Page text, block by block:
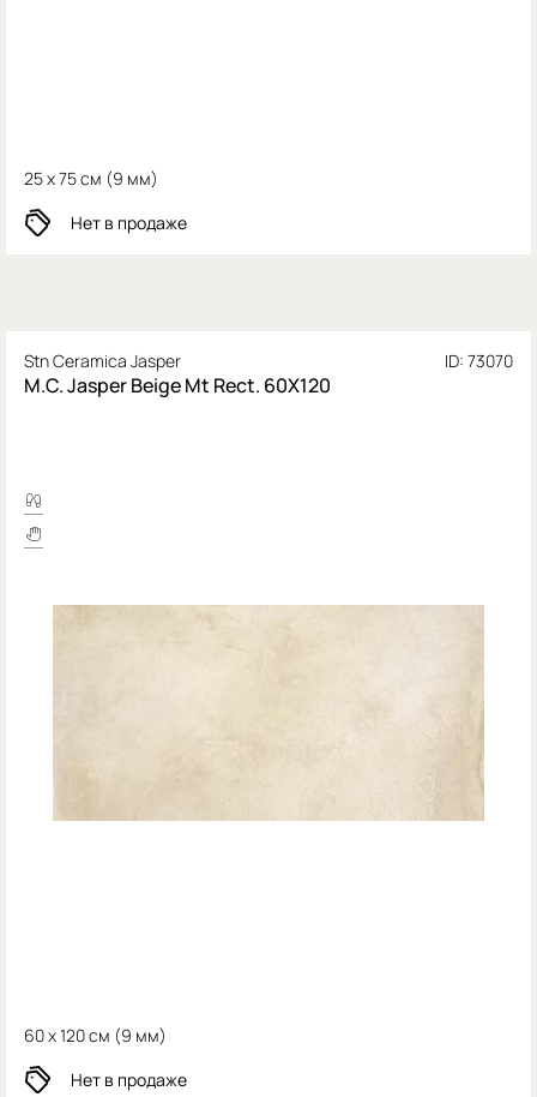
25 x 75 см (9 мм)
Нет в продаже
Stn Ceramica Jasper ID: 73070
M.C. Jasper Beige Mt Rect. 60X120
60 x 120 см (9 мм)
Нет в продаже